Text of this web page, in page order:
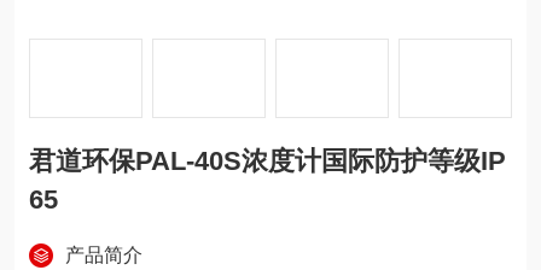
君道环保PAL-40S浓度计国际防护等级IP
65
产品简介